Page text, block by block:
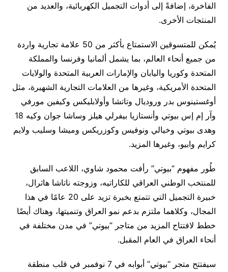
الفاخرة، إضافةً إلى أدوات التجميل الكهربائية، والعديد من
المنتجات الأخرى.
يُمكن للمتسوقين الاستمتاع بأكثر من 50 علامة تجارية واردة
من جميع أنحاء العالم، بما يشمل ألمانيا وفرنسا والمملكة
المتحدة وكوريا واليابان والإمارات العربية المتحدة والولايات
المتحدة الأمريكية، وغيرها من العلامات التجارية الشهيرة، مثل
أوغستينوس بدر وروديال وتاتشا وأولابليكس وكيفين مورفي
وآر إم إس بيوتي وأنستازيا بيفرلي هيلز وساشا جوان وكيه 18
وهدى بيوتي وخيالي ونوفيس وكوزريكس وميشا وسليب ولايم
كرايم وابيو، وغيرها المزيد.
طُور مفهوم “بيوتي” رأفت محمود شاوي، اللاعب السابق
للمنتخب الوطني العراقي للكاراتيه، وزوجته ناتاشا هاثرال،
خبيرة التجميل التي تتمتع بخبرة تزيد على 20 عامًا في هذا
المجال، وكلاهما ملتزم بدعم نمو العراق وتنميتها، وهناك أيضًا
خطط لافتتاح المزيد من متاجر “بيوتي” في مدن مختلفة في
أنحاء العراق في العام المقبل.
سيفتتح متجر “بيوتي” أبوابه في 7 نوفمبر في قلب منطقة